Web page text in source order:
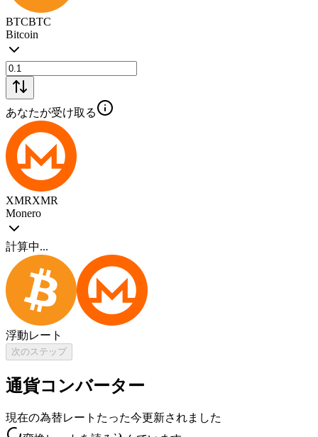
BTCBTC
Bitcoin
あなたが受け取る
XMRXMR
Monero
計算中...
浮動レート
次のステップ
通貨コンバーター
現在の為替レート たった今更新されました